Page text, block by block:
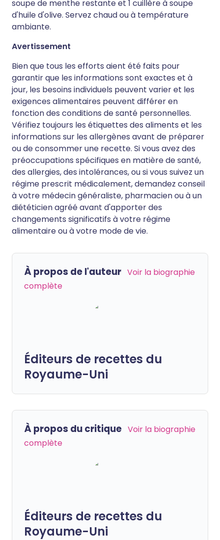
soupe de menthe restante et 1 cuillère à soupe
d'huile d'olive. Servez chaud ou à température
ambiante.
Avertissement
Bien que tous les efforts aient été faits pour
garantir que les informations sont exactes et à
jour, les besoins individuels peuvent varier et les
exigences alimentaires peuvent différer en
fonction des conditions de santé personnelles.
Vérifiez toujours les étiquettes des aliments et les
informations sur les allergènes avant de préparer
ou de consommer une recette. Si vous avez des
préoccupations spécifiques en matière de santé,
des allergies, des intolérances, ou si vous suivez un
régime prescrit médicalement, demandez conseil
à votre médecin généraliste, pharmacien ou à un
diététicien agréé avant d'apporter des
changements significatifs à votre régime
alimentaire ou à votre mode de vie.
À propos de l'auteur Voir la biographie
complète
Éditeurs de recettes du
Royaume-Uni
À propos du critique Voir la biographie
complète
Éditeurs de recettes du
Royaume-Uni